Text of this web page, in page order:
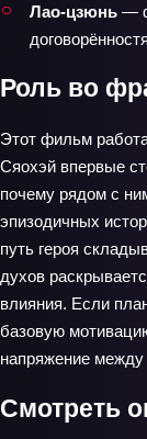
Лао‑цзюнь —
Роль во
Этот фильм
Сяохэй впервые
почему рядом с
эпизодичных
путь героя
духов
влияния. Если
базовую
напряжение между
Смотреть